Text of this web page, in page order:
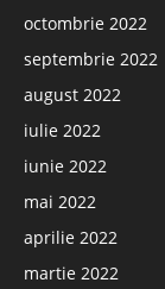
octombrie 2022
septembrie 2022
august 2022
iulie 2022
iunie 2022
mai 2022
aprilie 2022
martie 2022